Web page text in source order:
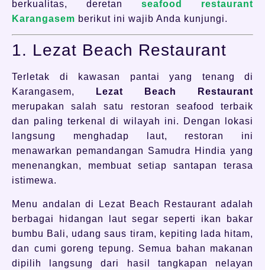
berkualitas, deretan seafood restaurant
Karangasem berikut ini wajib Anda kunjungi.
1. Lezat Beach Restaurant
Terletak di kawasan pantai yang tenang di
Karangasem,
Lezat Beach Restaurant
merupakan salah satu restoran seafood terbaik
dan paling terkenal di wilayah ini. Dengan lokasi
langsung menghadap laut, restoran ini
menawarkan pemandangan Samudra Hindia yang
menenangkan, membuat setiap santapan terasa
istimewa.
Menu andalan di Lezat Beach Restaurant adalah
berbagai hidangan laut segar seperti ikan bakar
bumbu Bali, udang saus tiram, kepiting lada hitam,
dan cumi goreng tepung. Semua bahan makanan
dipilih langsung dari hasil tangkapan nelayan